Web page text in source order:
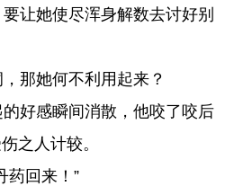
让她使尽浑身解数去讨好别
那她何不利用起来？
好感瞬间消散，他咬了咬后
之人计较。
药回来！”